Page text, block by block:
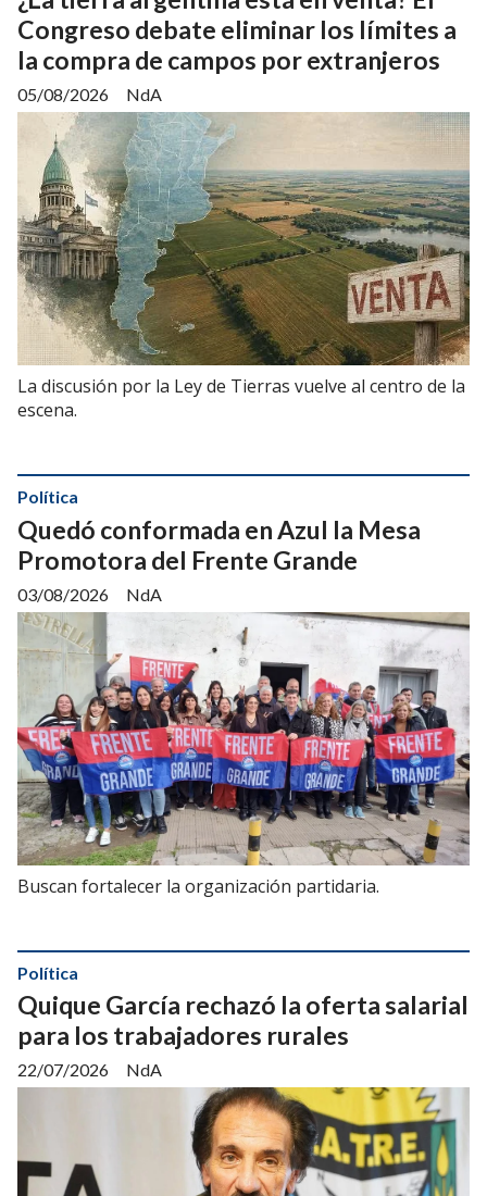
Congreso debate eliminar los límites a
la compra de campos por extranjeros
NdA
05/08/2026
La discusión por la Ley de Tierras vuelve al centro de la
escena.
Quedó conformada en Azul la Mesa
Promotora del Frente Grande
NdA
Política
03/08/2026
Buscan fortalecer la organización partidaria.
Quique García rechazó la oferta salarial
para los trabajadores rurales
NdA
Política
22/07/2026